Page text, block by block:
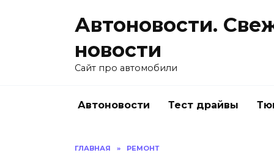
Автоновости.
новости
Сайт про автомобили
Автоновости Тест драйвы
ГЛАВНАЯ » РЕМОНТ